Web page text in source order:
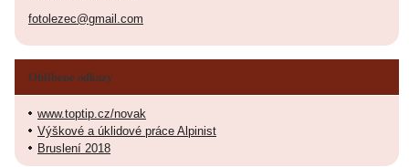
fotolezec@gmail.com
Oblíbené odkazy
www.toptip.cz/novak
Výškové a úklidové práce Alpinist
Bruslení 2018